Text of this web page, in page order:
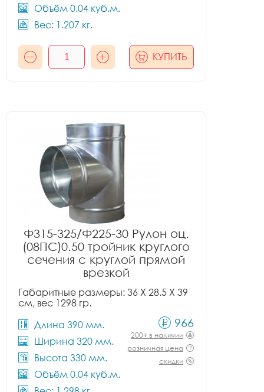
Объём 0.04 куб.м.
Вес: 1.207 кг.
КУПИТЬ
Ф315-325/Ф225-30 Рулон оц.
(08ПС)0.50 тройник круглого
сечения с круглой прямой
врезкой
Габаритные размеры: 36 X 28.5 X 39
см, вес 1298 гр.
Длина 390 мм.
Ширина 320 мм.
Высота 330 мм.
Объём 0.04 куб.м.
966
200+ в наличии
розничная цена
скидки